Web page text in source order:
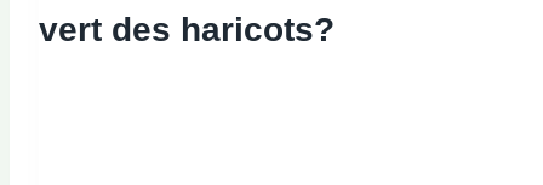
vert des haricots?